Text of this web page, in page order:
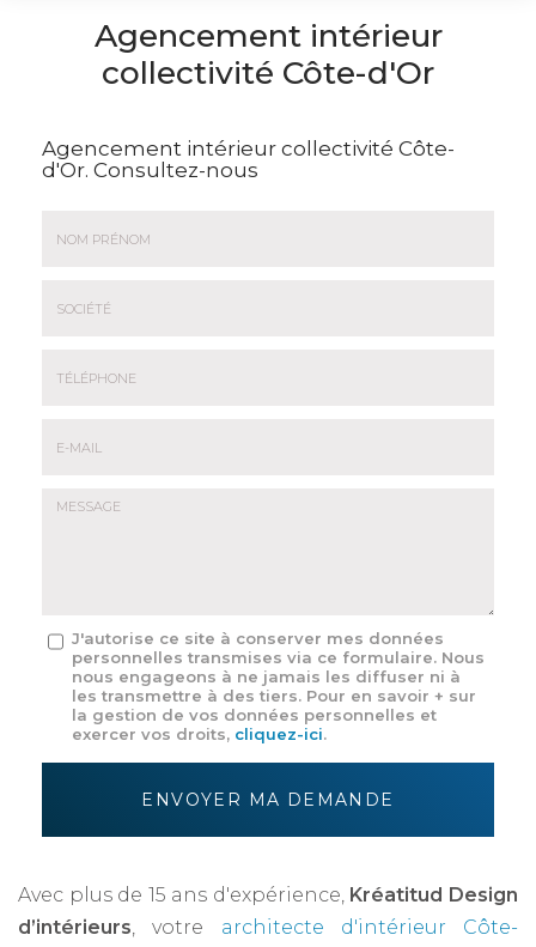
Agencement intérieur
collectivité Côte-d'Or
Agencement intérieur collectivité Côte-
d'Or. Consultez-nous
Message
J'autorise ce site à conserver mes données
personnelles transmises via ce formulaire. Nous
nous engageons à ne jamais les diffuser ni à
les transmettre à des tiers. Pour en savoir + sur
la gestion de vos données personnelles et
exercer vos droits, cliquez-ici.
Acceptation
ENVOYER MA DEMANDE
Avec plus de 15 ans d'expérience, Kréatitud Design
d’intérieurs, votre architecte d'intérieur Côte-